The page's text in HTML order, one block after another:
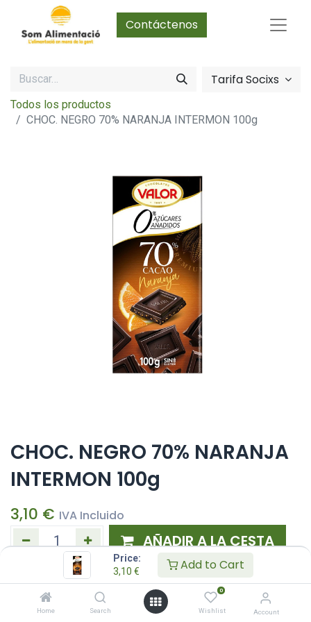
Price:
3,10 € Add to Cart
Home Search
0
Wishlist Account
Contáctenos
Tarifa Socixs
Todos los productos
CHOC. NEGRO 70% NARANJA INTERMON 100g
CHOC. NEGRO 70% NARANJA
INTERMON 100g
3,10 € IVA Incluido
AÑADIR A LA CESTA
Añadir a lista de deseos